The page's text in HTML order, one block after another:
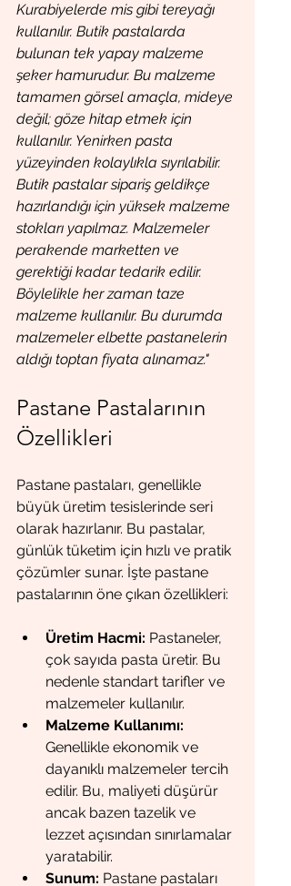
Kurabiyelerde mis gibi tereyağı
kullanılır. Butik pastalarda
bulunan tek yapay malzeme
şeker hamurudur. Bu malzeme
tamamen görsel amaçla, mideye
değil; göze hitap etmek için
kullanılır. Yenirken pasta
yüzeyinden kolaylıkla sıyrılabilir.
Butik pastalar sipariş geldikçe
hazırlandığı için yüksek malzeme
stokları yapılmaz. Malzemeler
perakende marketten ve
gerektiği kadar tedarik edilir.
Böylelikle her zaman taze
malzeme kullanılır. Bu durumda
malzemeler elbette pastanelerin
aldığı toptan fiyata alınamaz."
Pastane Pastalarının
Özellikleri
Pastane pastaları, genellikle
büyük üretim tesislerinde seri
olarak hazırlanır. Bu pastalar,
günlük tüketim için hızlı ve pratik
çözümler sunar. İşte pastane
pastalarının öne çıkan özellikleri:
Üretim Hacmi: Pastaneler,
çok sayıda pasta üretir. Bu
nedenle standart tarifler ve
malzemeler kullanılır.
Malzeme Kullanımı:
Genellikle ekonomik ve
dayanıklı malzemeler tercih
edilir. Bu, maliyeti düşürür
ancak bazen tazelik ve
lezzet açısından sınırlamalar
yaratabilir.
Sunum: Pastane pastaları